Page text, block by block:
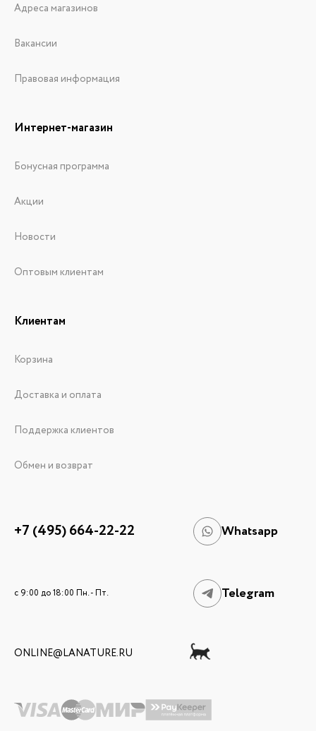
Адреса магазинов
Вакансии
Правовая информация
Интернет-магазин
Бонусная программа
Акции
Новости
Оптовым клиентам
Клиентам
Корзина
Доставка и оплата
Поддержка клиентов
Обмен и возврат
+7 (495) 664-22-22 Whatsapp
c 9:00 до 18:00 Пн. - Пт. Telegram
ONLINE@LANATURE.RU